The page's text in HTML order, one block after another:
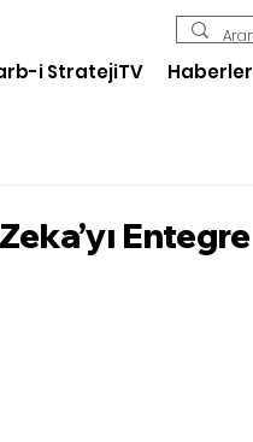
i StratejiTV
Haberler
Entegre